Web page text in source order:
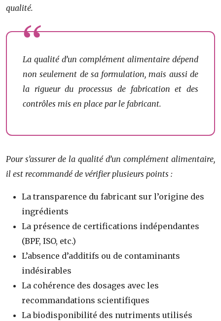
qualité.
La qualité d’un complément alimentaire dépend
non seulement de sa formulation, mais aussi de
la rigueur du processus de fabrication et des
contrôles mis en place par le fabricant.
Pour s’assurer de la qualité d’un complément alimentaire,
il est recommandé de vérifier plusieurs points :
La transparence du fabricant sur l’origine des
ingrédients
La présence de certifications indépendantes
(BPF, ISO, etc.)
L’absence d’additifs ou de contaminants
indésirables
La cohérence des dosages avec les
recommandations scientifiques
La biodisponibilité des nutriments utilisés